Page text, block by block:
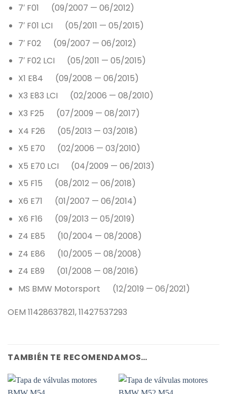
7′ F01 (09/2007 — 06/2012)
7′ F01 LCI (05/2011 — 05/2015)
7′ F02 (09/2007 — 06/2012)
7′ F02 LCI (05/2011 — 05/2015)
X1 E84 (09/2008 — 06/2015)
X3 E83 LCI (02/2006 — 08/2010)
X3 F25 (07/2009 — 08/2017)
X4 F26 (05/2013 — 03/2018)
X5 E70 (02/2006 — 03/2010)
X5 E70 LCI (04/2009 — 06/2013)
X5 F15 (08/2012 — 06/2018)
X6 E71 (01/2007 — 06/2014)
X6 F16 (09/2013 — 05/2019)
Z4 E85 (10/2004 — 08/2008)
Z4 E86 (10/2005 — 08/2008)
Z4 E89 (01/2008 — 08/2016)
MS BMW Motorsport (12/2019 — 06/2021)
OEM 11428637821, 11427537293
TAMBIÉN TE RECOMENDAMOS…